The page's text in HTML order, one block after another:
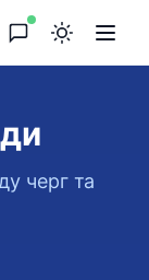
черг та